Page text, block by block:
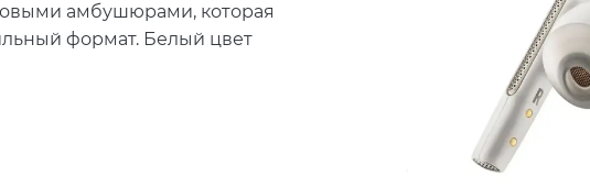
амбушюрами, которая
формат. Белый цвет
и HSP расширяет